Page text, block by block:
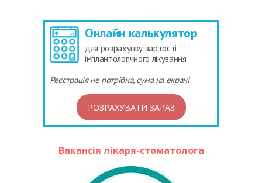
Онлайн калькулятор
для розрахунку вартості
імплантологічного лікування
Реєстрація не потрібна, сума на екрані
РОЗРАХУВАТИ ЗАРАЗ
Вакансія лікаря-стоматолога